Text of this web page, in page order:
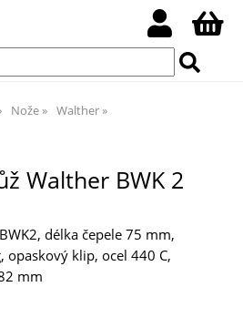
Nože
Walther
Walther BWK 2
délka čepele 75 mm,
opaskový klip, ocel 440 C,
mm